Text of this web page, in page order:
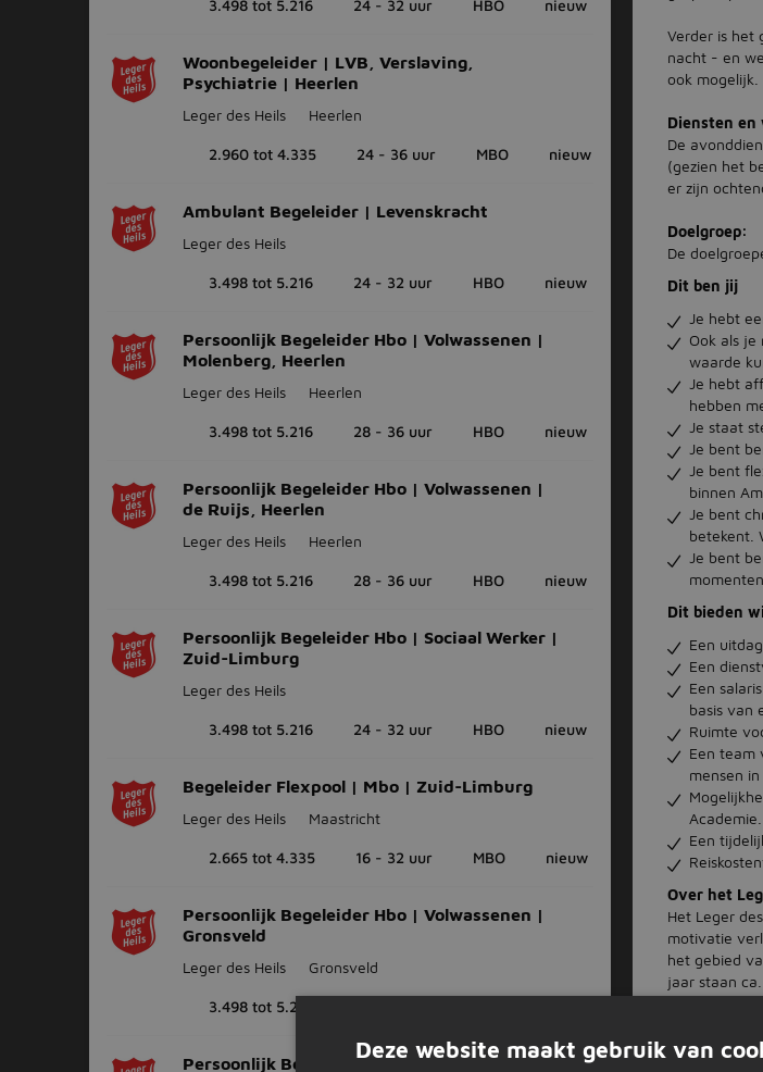
3.498 tot 5.216 24 - 32 uur HBO nieuw
Woonbegeleider | LVB, Verslaving,
Psychiatrie | Heerlen
Leger des Heils Heerlen
2.960 tot 4.335 24 - 36 uur MBO nieuw
Ambulant Begeleider | Levenskracht
Leger des Heils
3.498 tot 5.216 24 - 32 uur HBO nieuw
Persoonlijk Begeleider Hbo | Volwassenen |
Molenberg, Heerlen
Leger des Heils Heerlen
3.498 tot 5.216 28 - 36 uur HBO nieuw
Persoonlijk Begeleider Hbo | Volwassenen |
de Ruijs, Heerlen
Leger des Heils Heerlen
3.498 tot 5.216 28 - 36 uur HBO nieuw
Persoonlijk Begeleider Hbo | Sociaal Werker |
Zuid-Limburg
Leger des Heils
3.498 tot 5.216 24 - 32 uur HBO nieuw
Begeleider Flexpool | Mbo | Zuid-Limburg
Leger des Heils Maastricht
2.665 tot 4.335 16 - 32 uur MBO nieuw
Persoonlijk Begeleider Hbo | Volwassenen |
Gronsveld
Leger des Heils Gronsveld
3.498 tot 5.216
Persoonlijk Begeleider Hbo |
Verder is het
nacht - en
ook mogelijk.
Diensten
De
(gezien het
er zijn
Doelgroep:
De
Dit ben jij
Je hebt
Ook als
waarde
Je hebt
hebben
Je staat
Je bent
Je bent
binnen
Je bent
betekent.
Je bent
Dit bieden
Een
Een
Een
basis van
Ruimte
Een team
mensen
Academie.
Een
Over het
Het Leger
motivatie
het gebied
jaar staan
Bekijk onze
Deze website maakt gebruik van